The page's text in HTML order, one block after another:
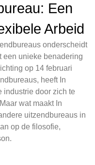
Een
Arbeid
onderscheidt
een unieke benadering
op 14 februari
heeft In
industrie door zich te
wat maakt In
uitzendbureaus in
op de filosofie,